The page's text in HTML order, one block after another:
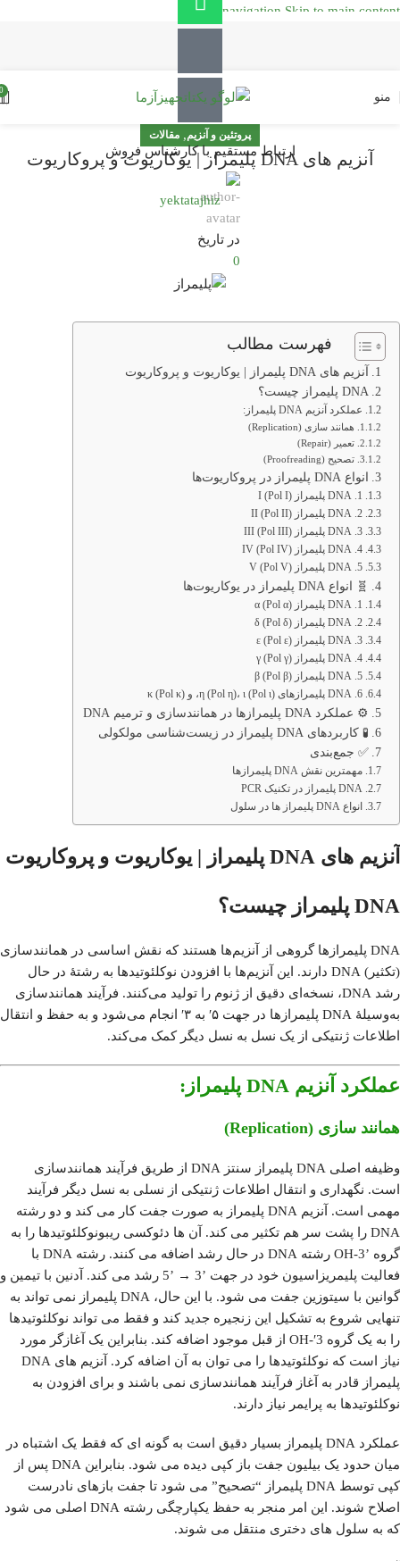
Skip to navigation Skip to main content
ارتباط مستقیم با کارشناس فروش
منو
پروتئین و آنزیم, مقالات
آنزیم های DNA پلیمراز | یوکاریوت و پروکاریوت
yektatajhiz
در تاریخ
0
فهرست مطالب
آنزیم های DNA پلیمراز | یوکاریوت و پروکاریوت
DNA پلیمراز چیست؟
عملکرد آنزیم DNA پلیمراز:
همانند سازی (Replication)
تعمیر (Repair)
تصحیح (Proofreading)
انواع DNA پلیمراز در پروکاریوت‌ها
1. DNA پلیمراز I (Pol I)
2. DNA پلیمراز II (Pol II)
3. DNA پلیمراز III (Pol III)
4. DNA پلیمراز IV (Pol IV)
5. DNA پلیمراز V (Pol V)
🧬 انواع DNA پلیمراز در یوکاریوت‌ها
1. DNA پلیمراز α (Pol α)
2. DNA پلیمراز δ (Pol δ)
3. DNA پلیمراز ε (Pol ε)
4. DNA پلیمراز γ (Pol γ)
5. DNA پلیمراز β (Pol β)
6. DNA پلیمرازهای η (Pol η)، ι (Pol ι)، و κ (Pol κ)
⚙️ عملکرد DNA پلیمرازها در همانندسازی و ترمیم DNA
🧪 کاربردهای DNA پلیمراز در زیست‌شناسی مولکولی
✅ جمع‌بندی
مهمترین نقش DNA پلیمرازها
DNA پلیمراز در تکنیک PCR
انواع DNA پلیمراز ها در سلول
آنزیم های DNA پلیمراز | یوکاریوت و پروکاریوت
DNA پلیمراز چیست؟
DNA پلیمرازها گروهی از آنزیم‌ها هستند که نقش اساسی در همانندسازی
(تکثیر) DNA دارند.
این آنزیم‌ها با افزودن نوکلئوتیدها به رشتهٔ در حال
رشد DNA، نسخه‌ای دقیق از ژنوم را تولید می‌کنند.
فرآیند همانندسازی
به‌وسیلهٔ DNA پلیمرازها در جهت ۵′ به ۳′ انجام می‌شود و به حفظ و انتقال
اطلاعات ژنتیکی از یک نسل به نسل دیگر کمک می‌کند.
عملکرد آنزیم پلیمراز:
همانند سازی (Replication
)
وظیفه اصلی DNA پلیمراز سنتز DNA از طریق فرآیند همانندسازی
است. نگهداری و انتقال اطلاعات ژنتیکی از نسلی به نسل دیگر فرآیند
مهمی است. آنزیم DNA پلیمراز به صورت جفت کار می کند و دو رشته
DNA را پشت سر هم تکثیر می کند. آن ها دئوکسی ریبونوکلئوتیدها را به
گروه ’OH-3 رشته DNA در حال رشد اضافه می کنند. رشته DNA با
فعالیت پلیمریزاسیون خود در جهت ’3 → ’5 رشد می کند. آدنین با تیمین و
گوانین با سیتوزین جفت می شود. با این حال، DNA پلیمراز نمی تواند به
تنهایی شروع به تشکیل این زنجیره جدید کند و فقط می تواند نوکلئوتیدها
را به یک گروه 3′-OH از قبل موجود اضافه کند. بنابراین یک آغازگر مورد
نیاز است که نوکلئوتیدها را می توان به آن اضافه کرد. آنزیم های DNA
پلیمراز قادر به آغاز فرآیند همانندسازی نمی باشند و برای افزودن به
نوکلئوتیدها به پرایمر نیاز دارند.
عملکرد DNA پلیمراز بسیار دقیق است به گونه ای که فقط یک اشتباه در
میان حدود یک بیلیون جفت باز کپی دیده می شود. بنابراین DNA پس از
کپی توسط DNA پلیمراز “تصحیح” می شود تا جفت بازهای نادرست
اصلاح شوند. این امر منجر به حفظ یکپارچگی رشته DNA اصلی می شود
که به سلول های دختری منتقل می شوند.